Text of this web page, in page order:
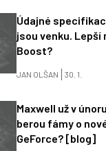
Údajné
jsou venku. Lepší
Boost?
JAN OLŠAN 30. 1.
Maxwell už v
berou fámy o
GeForce? [blog]